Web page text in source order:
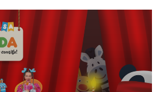
a 22 de março, no Coliseu
icónica personagem do canal
milhões de fãs